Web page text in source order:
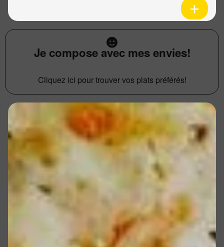
Je compose avec mes envies!
Cliquez ici pour trouver vos plats préférés!